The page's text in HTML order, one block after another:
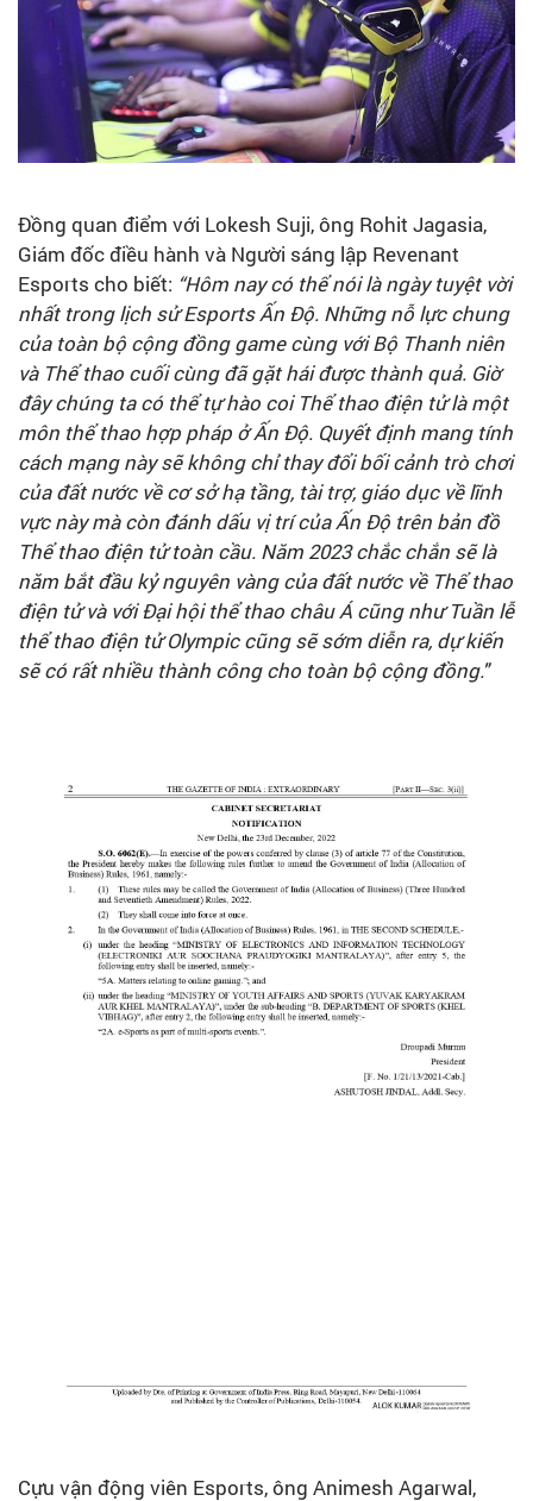
Đồng quan điểm với Lokesh Suji, ông Rohit Jagasia,
Giám đốc điều hành và Người sáng lập Revenant
Esports cho biết: “Hôm nay có thể nói là ngày tuyệt vời
nhất trong lịch sử Esports Ấn Độ. Những nỗ lực chung
của toàn bộ cộng đồng game cùng với Bộ Thanh niên
và Thể thao cuối cùng đã gặt hái được thành quả. Giờ
đây chúng ta có thể tự hào coi Thể thao điện tử là một
môn thể thao hợp pháp ở Ấn Độ. Quyết định mang tính
cách mạng này sẽ không chỉ thay đổi bối cảnh trò chơi
của đất nước về cơ sở hạ tầng, tài trợ, giáo dục về lĩnh
vực này mà còn đánh dấu vị trí của Ấn Độ trên bản đồ
Thể thao điện tử toàn cầu. Năm 2023 chắc chắn sẽ là
năm bắt đầu kỷ nguyên vàng của đất nước về Thể thao
điện tử và với Đại hội thể thao châu Á cũng như Tuần lễ
thể thao điện tử Olympic cũng sẽ sớm diễn ra, dự kiến
sẽ có rất nhiều thành công cho toàn bộ cộng đồng."
Cựu vận động viên Esports, ông Animesh Agarwal,